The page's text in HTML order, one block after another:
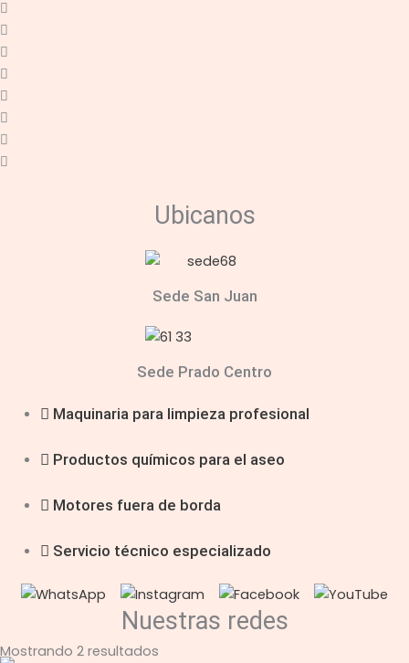
Mostrando 2 resultados
Ubicanos
Sede San Juan
Sede Prado Centro
Maquinaria para limpieza profesional
Productos químicos para el aseo
Motores fuera de borda
Servicio técnico especializado
Nuestras redes